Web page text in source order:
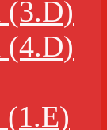
(3.D)
(4.D)
(1.E)